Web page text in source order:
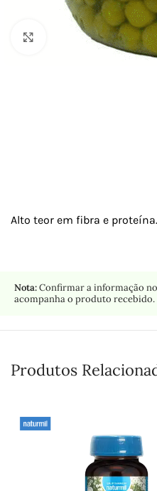
Click to enlarge
Alto teor em fibra e proteína.
Nota:Confirmar a informação
acompanha o produto recebido.
Produtos